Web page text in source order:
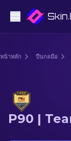
ปืนไรเฟิลซุ่
หน้าหลัก ปืนกลมือ
P90 |